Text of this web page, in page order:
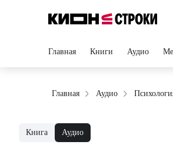
Главная Книги Аудио
Главная Аудио
Книга Аудио